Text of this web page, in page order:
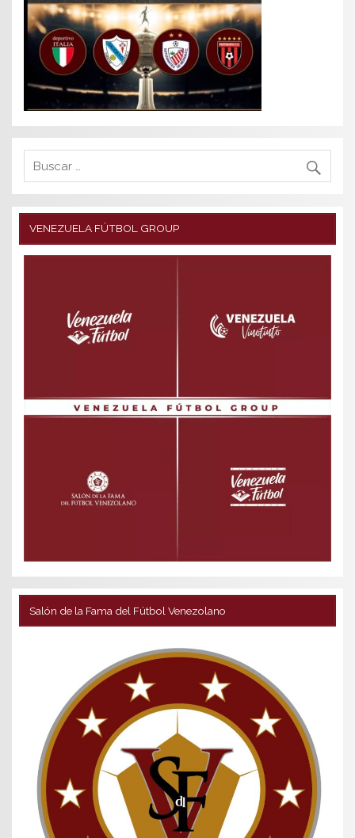
VENEZUELA FÚTBOL GROUP
Salón de la Fama del Fútbol Venezolano